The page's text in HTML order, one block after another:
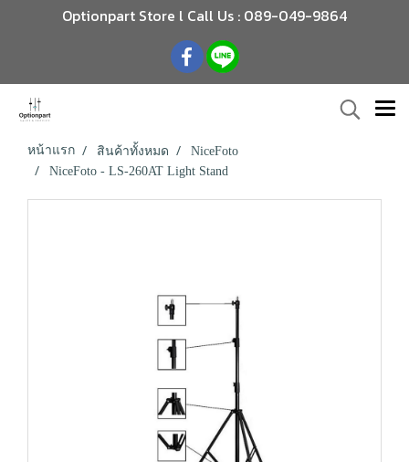
Optionpart Store l Call Us : 089-049-9864
หน้าแรก สินค้าทั้งหมด
NiceFoto
NiceFoto - LS-260AT Light Stand